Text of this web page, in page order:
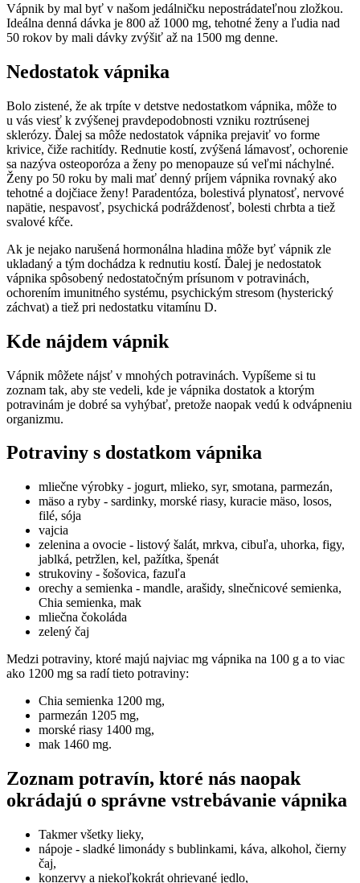
Vápnik by mal byť v našom jedálničku nepostrádateľnou zložkou.
Ideálna denná dávka je 800 až 1000 mg, tehotné ženy a ľudia nad
50 rokov by mali dávky zvýšiť až na 1500 mg denne.
Nedostatok vápnika
Bolo zistené, že ak trpíte v detstve nedostatkom vápnika, môže to
u vás viesť k zvýšenej pravdepodobnosti vzniku roztrúsenej
sklerózy. Ďalej sa môže nedostatok vápnika prejaviť vo forme
krivice, čiže rachitídy. Rednutie kostí, zvýšená lámavosť, ochorenie
sa nazýva osteoporóza a ženy po menopauze sú veľmi náchylné.
Ženy po 50 roku by mali mať denný príjem vápnika rovnaký ako
tehotné a dojčiace ženy! Paradentóza, bolestivá plynatosť, nervové
napätie, nespavosť, psychická podráždenosť, bolesti chrbta a tiež
svalové kŕče.
Ak je nejako narušená hormonálna hladina môže byť vápnik zle
ukladaný a tým dochádza k rednutiu kostí. Ďalej je nedostatok
vápnika spôsobený nedostatočným prísunom v potravinách,
ochorením imunitného systému, psychickým stresom (hysterický
záchvat) a tiež pri nedostatku vitamínu D.
Kde nájdem vápnik
Vápnik môžete nájsť v mnohých potravinách. Vypíšeme si tu
zoznam tak, aby ste vedeli, kde je vápnika dostatok a ktorým
potravinám je dobré sa vyhýbať, pretože naopak vedú k odvápneniu
organizmu.
Potraviny s dostatkom vápnika
mliečne výrobky - jogurt, mlieko, syr, smotana, parmezán,
mäso a ryby - sardinky, morské riasy, kuracie mäso, losos,
filé, sója
vajcia
zelenina a ovocie - listový šalát, mrkva, cibuľa, uhorka, figy,
jablká, petržlen, kel, pažítka, špenát
strukoviny - šošovica, fazuľa
orechy a semienka - mandle, arašidy, slnečnicové semienka,
Chia semienka, mak
mliečna čokoláda
zelený čaj
Medzi potraviny, ktoré majú najviac mg vápnika na 100 g a to viac
ako 1200 mg sa radí tieto potraviny:
Chia semienka 1200 mg,
parmezán 1205 mg,
morské riasy 1400 mg,
mak 1460 mg.
Zoznam potravín, ktoré nás naopak
okrádajú o správne vstrebávanie vápnika
Takmer všetky lieky,
nápoje - sladké limonády s bublinkami, káva, alkohol, čierny
čaj,
konzervy a niekoľkokrát ohrievané jedlo,